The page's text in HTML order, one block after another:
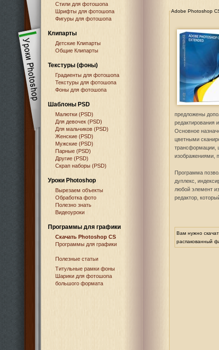
Стили для фотошопа
Шрифты для фотошопа
Фигуры для фотошопа
Клипарты
Детские Клипарты
Общие Клипарты
Текстуры (фоны)
Градиенты для фотошопа
Текстуры для фотошопа
Фоны для фотошопа
Шаблоны PSD
Малютки (PSD)
Для девочек (PSD)
Для мальчиков (PSD)
Женские (PSD)
Мужские (PSD)
Парные (PSD)
Другие (PSD)
Скрап наборы (PSD)
Уроки Photoshop
Вырезаем объекты
Обработка фото
Полезно знать
Видеоуроки
Программы для графики
Cкачать Photoshop CS
Программы для графики
Полезные статьи
Титульные рамки фоны
Шарики для фотошопа
большого формата
Adobe Photoshop
предложены
редактирования
Основное
цветными
трансформации,
изображениями,
Программа
дуплекс,
любой элемент
редактор,
Вам нужно
распакованный